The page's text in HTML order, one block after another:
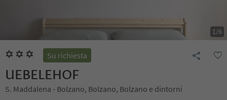
1/6
Su richiesta
UEBELEHOF
S. Maddalena - Bolzano, Bolzano, Bolzano e dintorni